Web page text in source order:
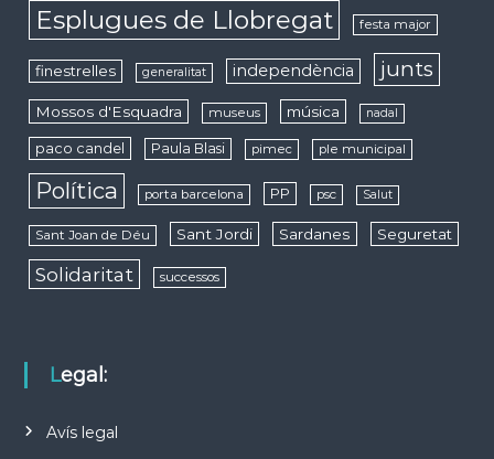
Esplugues de Llobregat festa major
finestrelles generalitat independència junts
Mossos d'Esquadra museus música nadal
paco candel Paula Blasi pimec ple municipal
Política porta barcelona PP psc Salut
Sant Joan de Déu Sant Jordi Sardanes Seguretat
Solidaritat successos
Legal:
Avís legal